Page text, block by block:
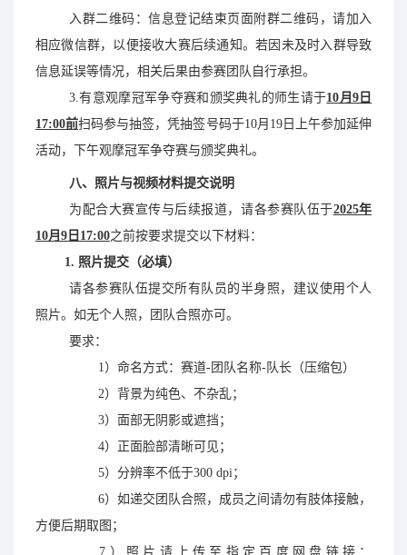
入群二维码：信息登记结束页面附群二维码，请加入
相应微信群，以便接收大赛后续通知。若因未及时入群导致
信息延误等情况，相关后果由参赛团队自行承担。
3.有意观摩冠军争夺赛和颁奖典礼的师生请于10月9日
17:00前扫码参与抽签，凭抽签号码于10月19日上午参加延伸
活动，下午观摩冠军争夺赛与颁奖典礼。
八、照片与视频材料提交说明
为配合大赛宣传与后续报道，请各参赛队伍于2025年
10月9日17:00之前按要求提交以下材料：
1. 照片提交（必填）
请各参赛队伍提交所有队员的半身照，建议使用个人
照片。如无个人照，团队合照亦可。
要求：
1）命名方式：赛道-团队名称-队长（压缩包）
2）背景为纯色、不杂乱；
3）面部无阴影或遮挡；
4）正面脸部清晰可见；
5）分辨率不低于300 dpi；
6）如递交团队合照，成员之间请勿有肢体接触，
方便后期取图；
7）照片请上传至指定百度网盘链接：